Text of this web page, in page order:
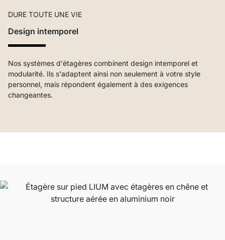
DURE TOUTE UNE VIE
Design intemporel
Nos systèmes d'étagères combinent design intemporel et
modularité. Ils s'adaptent ainsi non seulement à votre style
personnel, mais répondent également à des exigences
changeantes.